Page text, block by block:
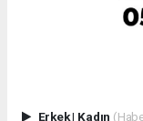
Erkek| Kadın